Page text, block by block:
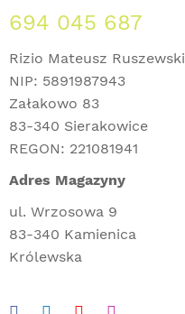
694 045 687
Rizio Mateusz Ruszewski
NIP: 5891987943
Załakowo 83
83-340 Sierakowice
REGON: 221081941
Adres Magazyny
ul. Wrzosowa 9
83-340 Kamienica
Królewska